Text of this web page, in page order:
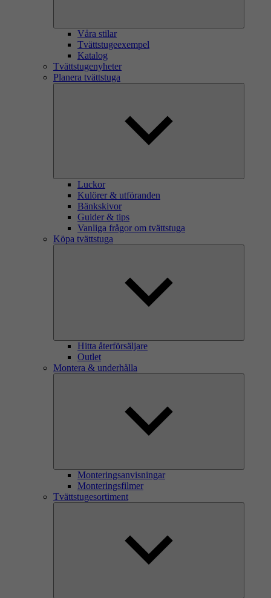
Våra stilar
Tvättstugeexempel
Katalog
Tvättstugenyheter
Planera tvättstuga
Luckor
Kulörer & utföranden
Bänkskivor
Guider & tips
Vanliga frågor om tvättstuga
Köpa tvättstuga
Hitta återförsäljare
Outlet
Montera & underhålla
Monteringsanvisningar
Monteringsfilmer
Tvättstugesortiment